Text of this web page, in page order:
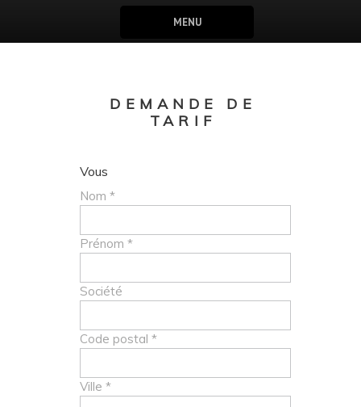
MENU
DEMANDE DE
TARIF
Vous
Nom *
Prénom *
Société
Code postal *
Ville *